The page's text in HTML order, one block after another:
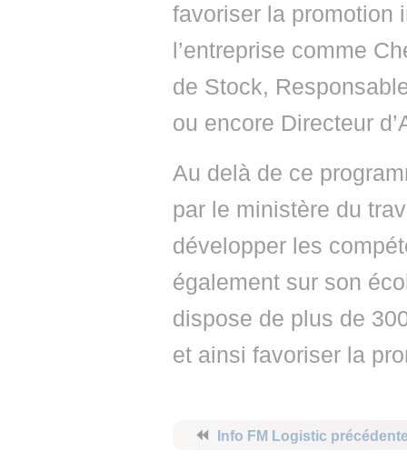
favoriser la promotion
l’entreprise comme
de Stock,
ou encore Directeur
Au delà de ce
par le ministère du
développer les
également sur son
dispose de plus de
et ainsi favoriser la
⏪ Info FM Logistic